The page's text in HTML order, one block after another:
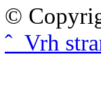
©
ˆ Vrh